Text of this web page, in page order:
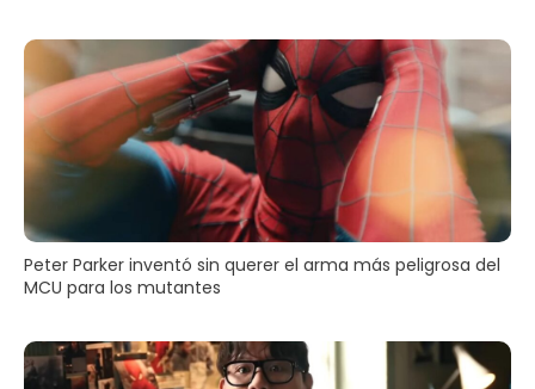
Peter Parker inventó sin querer el arma más peligrosa del
MCU para los mutantes